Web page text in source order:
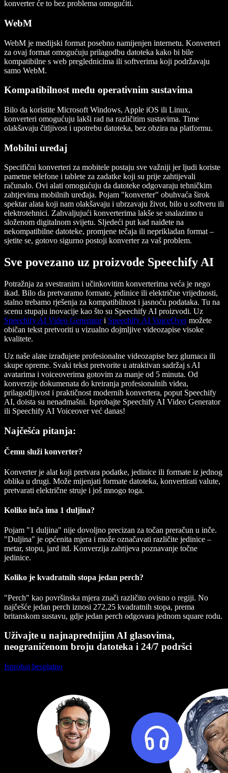
konverter će to bez problema omogućiti.
WebM
WebM je medijski format posebno namijenjen internetu. Konverteri
za ovaj format omogućuju prilagodbu datoteka kako bi bile
kompatibilne s web preglednicima ili softverima koji podržavaju
samo WebM.
Kompatibilnost među operativnim sustavima
Bilo da koristite Microsoft Windows, Apple iOS ili Linux,
konverteri omogućuju lakši rad na različitim sustavima. Time
olakšavaju čitljivost i upotrebu datoteka, bez obzira na platformu.
Mobilni uređaj
Specifični konverteri za mobitele postaju sve važniji jer ljudi koriste
pametne telefone i tablete za zadatke koji su prije zahtijevali
računalo. Ovi alati omogućuju da datoteke odgovaraju tehničkim
zahtjevima mobilnih uređaja. Pojam "konverter" obuhvaća širok
spektar alata koji nam olakšavaju i ubrzavaju život, bilo u softveru ili
elektrotehnici. Zahvaljujući konverterima lakše se snalazimo u
složenom digitalnom svijetu. Sljedeći put kad naiđete na
nekompatibilne datoteke, promjene tečaja ili neprikladan format –
sjetite se, gotovo sigurno postoji konverter za vaš problem.
Sve povezano uz proizvode Speechify AI
Potražnja za svestranim i učinkovitim konverterima veća je nego
ikad. Bilo da pretvaramo formate, jedinice ili električne vrijednosti,
stalno trebamo rješenja za kompatibilnost i jasnoću podataka. Tu na
scenu stupaju inovacije kao što su Speechify AI proizvodi. Uz
Speechify AI Video Generatori Speechify AI VoiceOvermožete
običan tekst pretvoriti u vizualno dojmljive videozapise visoke
kvalitete.
Uz naše alate izrađujete profesionalne videozapise bez glumaca ili
skupe opreme. Svaki tekst pretvorite u atraktivan sadržaj s AI
avatarima i voiceoverima gotovim za manje od 5 minuta. Od
konverzije dokumenata do kreiranja profesionalnih videa,
prilagodljivost i praktičnost modernih konvertera, poput Speechify
AI, doista su nenadmašni. Isprobajte Speechify AI Video Generator
ili Speechify AI Voiceover već danas!
Najčešća pitanja:
Čemu služi konverter?
Konverter je alat koji pretvara podatke, jedinice ili formate iz jednog
oblika u drugi. Može mijenjati formate datoteka, konvertirati valute,
pretvarati električne struje i još mnogo toga.
Koliko inča ima 1 duljina?
Pojam "1 duljina" nije dovoljno precizan za točan preračun u inče.
"Duljina" je općenita mjera i može označavati različite jedinice –
metar, stopu, jard itd. Konverzija zahtijeva poznavanje točne
jedinice.
Koliko je kvadratnih stopa jedan perch?
"Perch" kao površinska mjera znači različito ovisno o regiji. No
najčešće jedan perch iznosi 272,25 kvadratnih stopa, prema
britanskom sustavu, gdje jedan perch odgovara jednom square rodu.
Uživajte u najnaprednijim AI glasovima,
neograničenom broju datoteka i 24/7 podršci
Isprobaj besplatno